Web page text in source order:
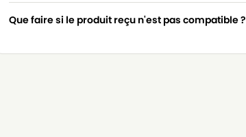
Que faire si le produit reçu n'est pas compatible ?